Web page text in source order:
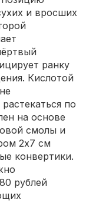
и вросших
ранку
Кислотой
по
на основе
смолы и
2х7 см
конвертики.
рублей